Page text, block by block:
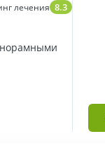
лечения 8.3